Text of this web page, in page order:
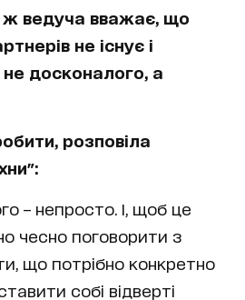
ж ведуча вважає, що
не існує і
досконалого, а
розповіла
– непросто. І, щоб це
чесно поговорити з
що потрібно конкретно
собі відверті